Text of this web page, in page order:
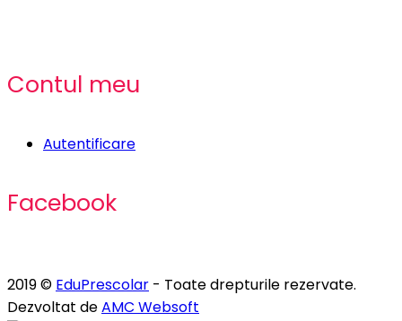
Contul meu
Autentificare
Facebook
2019 © EduPrescolar - Toate drepturile rezervate.
Dezvoltat deAMC Websoft